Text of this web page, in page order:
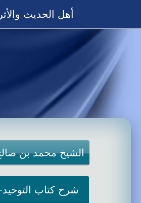
أهل الحديث والأثر
الشيخ محمد بن
شرح كتاب التوحيد-